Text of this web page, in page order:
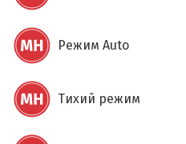
Режим Auto
Тихий режим